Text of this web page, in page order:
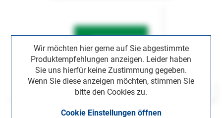
Wir möchten hier gerne auf Sie abgestimmte
Produktempfehlungen anzeigen. Leider haben
Sie uns hierfür keine Zustimmung gegeben.
Wenn Sie diese anzeigen möchten, stimmen Sie
bitte den Cookies zu.
Cookie Einstellungen öffnen